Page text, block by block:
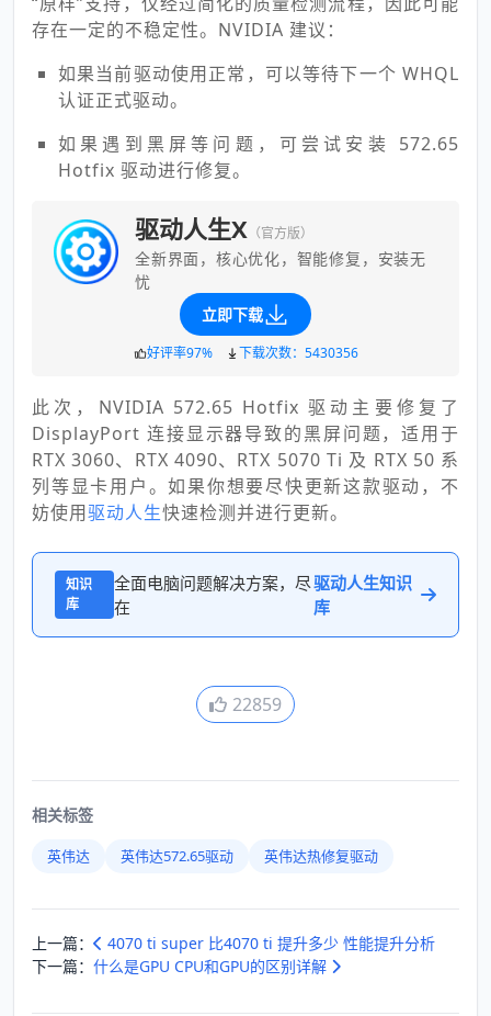
存在一定的不稳定性。NVIDIA 建议：
如果当前驱动使用正常，可以等待下一个 WHQL
认证正式驱动。
如果遇到黑屏等问题，可尝试安装 572.65
Hotfix 驱动进行修复。
驱动人生X （官方版）
全新界面，核心优化，智能修复，安装无
忧
立即下载
好评率97% 下载次数：5430356
此次，NVIDIA 572.65 Hotfix 驱动主要修复了
DisplayPort 连接显示器导致的黑屏问题，适用于
RTX 3060、RTX 4090、RTX 5070 Ti 及 RTX 50 系
列等显卡用户。如果你想要尽快更新这款驱动，不
妨使用驱动人生快速检测并进行更新。
知识
库
全面电脑问题解决方案，尽
在
驱动人生知识
库
22859
相关标签
英伟达 英伟达572.65驱动 英伟达热修复驱动
上一篇：
4070 ti super 比4070 ti 提升多少 性能提升分析
下一篇： 什么是GPU CPU和GPU的区别详解